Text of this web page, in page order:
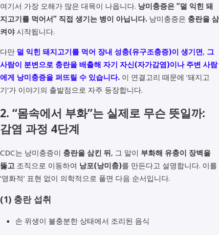
여기서 가장 오해가 많은 대목이 나옵니다. 낭미충증은 “덜 익힌 돼
지고기를 먹어서” 직접 생기는 병이 아닙니다. 낭미충증은 충란을 삼
켜야시작됩니다.
다만 덜 익힌 돼지고기를 먹어 장내 성충(유구조충증)이 생기면, 그
사람이 분변으로 충란을 배출해 자기 자신(자가감염)이나 주변 사람
에게 낭미충증을 퍼뜨릴 수 있습니다. 이 연결고리 때문에 ‘돼지고
기’가 이야기의 출발점으로 자주 등장합니다.
2. “몸속에서 부화”는 실제로 무슨 뜻일까:
감염 과정 4단계
CDC는 낭미충증이 충란을 삼킨 뒤, 그 알이 부화해 유충이 장벽을
뚫고 조직으로 이동하여 낭포(낭미충)를 만든다고 설명합니다. 이를
‘영화적’ 표현 없이 의학적으로 풀면 다음 순서입니다.
(1) 충란 섭취
손 위생이 불충분한 상태에서 조리된 음식